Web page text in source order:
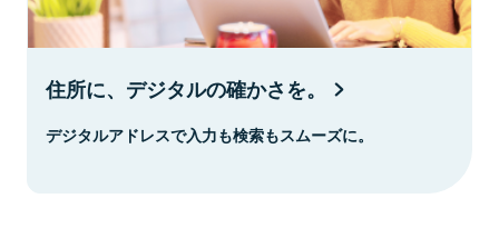
住所に、デジタルの確かさを。
デジタルアドレスで入力も検索もスムーズに。